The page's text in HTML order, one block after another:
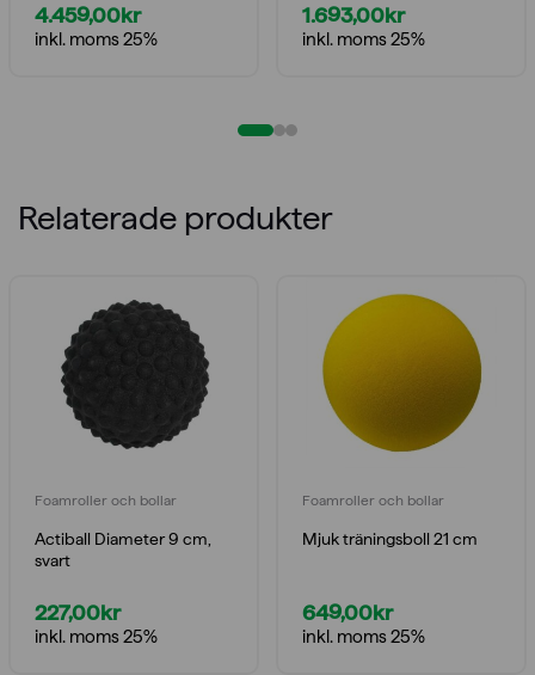
4.459,00kr
inkl. moms 25%
1.693,00kr
inkl. moms 25%
Relaterade produkter
Foamroller och bollar
Actiball Diameter 9 cm,
svart
227,00kr
inkl. moms 25%
Foamroller och bollar
Mjuk träningsboll 21 cm
649,00kr
inkl. moms 25%